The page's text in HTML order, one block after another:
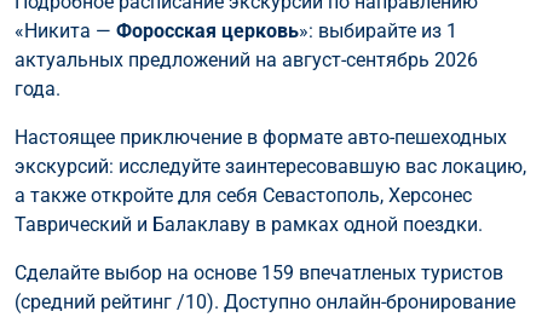
«Никита — Форосская церковь»: выбирайте из 1
актуальных предложений на август-сентябрь 2026
года.
Настоящее приключение в формате авто-пешеходных
экскурсий: исследуйте заинтересовавшую вас локацию,
а также откройте для себя Севастополь, Херсонес
Таврический и Балаклаву в рамках одной поездки.
Сделайте выбор на основе 159 впечатленых туристов
(средний рейтинг /10). Доступно онлайн-бронирование